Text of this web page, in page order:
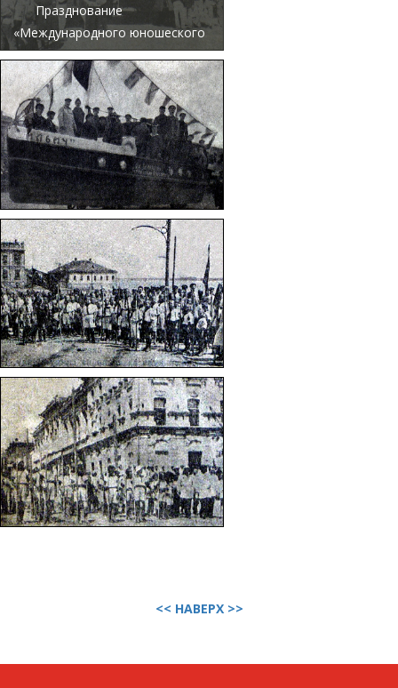
Празднование
«Международного юношеского
дня». Комсомольцы
разыгрывают инсценировку
«Итальянский фашизм и
рабочие»
Октябрьские торжества.
Водники на параде
Пионеры детских домов на
площади перед «Дворцом
Труда»
<< НАВЕРХ >>